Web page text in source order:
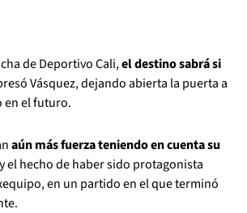
de Deportivo Cali,el destino sabrá si
Vásquez, dejando abierta la puerta a
en el futuro.
aún más fuerza teniendo en cuenta su
y el hecho de haber sido protagonista
en un partido en el que terminó